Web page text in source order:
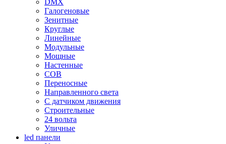
DMX
Галогеновые
Зенитные
Круглые
Линейные
Модульные
Мощные
Настенные
COB
Переносные
Направленного света
С датчиком движения
Строительные
24 вольта
Уличные
led панели